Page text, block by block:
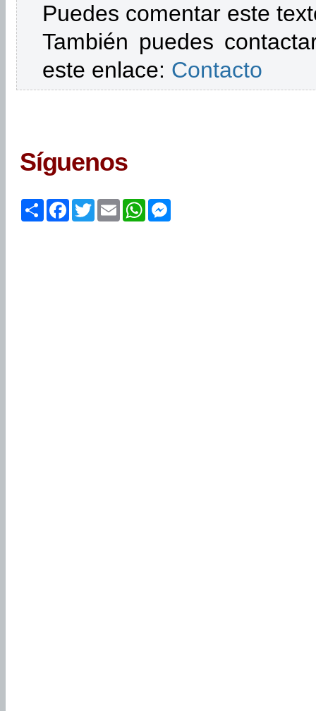
Puedes comentar este
También puedes
este enlace: Contacto
Síguenos
ShareFacebook
TwitterEmailWhatsApp